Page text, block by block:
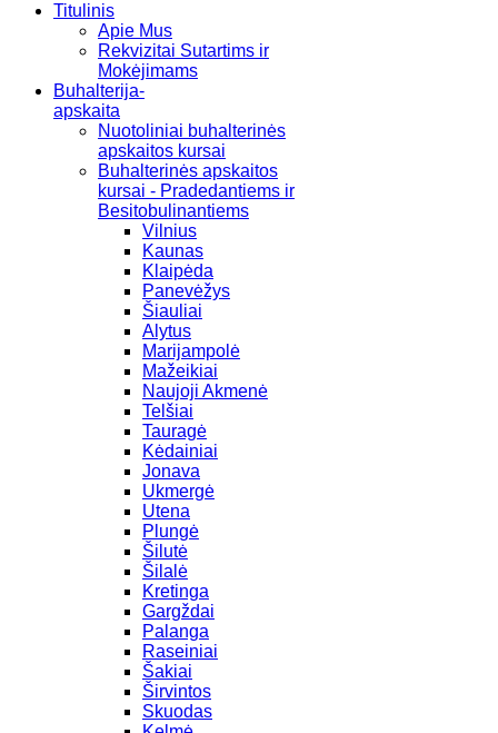
Titulinis
Apie Mus
Rekvizitai Sutartims ir
Mokėjimams
Buhalterija-
apskaita
Nuotoliniai buhalterinės
apskaitos kursai
Buhalterinės apskaitos
kursai - Pradedantiems ir
Besitobulinantiems
Vilnius
Kaunas
Klaipėda
Panevėžys
Šiauliai
Alytus
Marijampolė
Mažeikiai
Naujoji Akmenė
Telšiai
Tauragė
Kėdainiai
Jonava
Ukmergė
Utena
Plungė
Šilutė
Šilalė
Kretinga
Gargždai
Palanga
Raseiniai
Šakiai
Širvintos
Skuodas